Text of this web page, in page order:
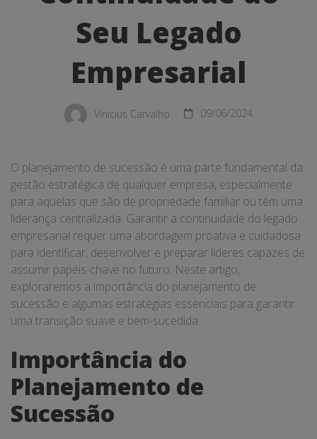
Legado
Empresarial
Seu Legado
Empresarial
Vinicius Carvalho 09/06/2024
O planejamento de sucessão é uma parte fundamental da
gestão estratégica de qualquer empresa, especialmente
para aquelas que são de propriedade familiar ou têm uma
liderança centralizada. Garantir a continuidade do legado
empresarial requer uma abordagem proativa e cuidadosa
para identificar, desenvolver e preparar líderes capazes de
assumir papéis-chave no futuro. Neste artigo,
exploraremos a importância do planejamento de
sucessão e algumas estratégias essenciais para garantir
uma transição suave e bem-sucedida.
Importância do
Planejamento de
Sucessão